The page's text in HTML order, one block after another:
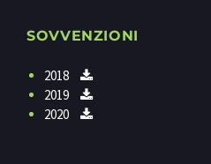
SOVVENZIONI
2018
2019
2020